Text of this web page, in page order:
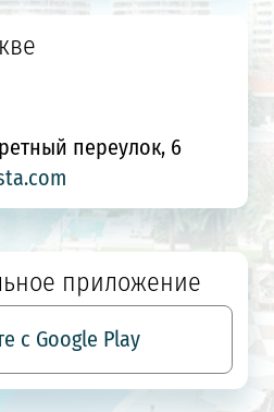
переулок, 6
приложение
с Google Play